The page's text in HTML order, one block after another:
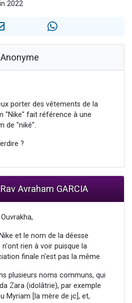
49 places pour étudier en groupe sur Zoom
musiques dans Torah-Box Music
2 personnes viennent de nous rejoindre sur WhatsApp
2022
porter des vêtements de la
"Nike" fait référence à une
de "niké".
?
Avraham GARCIA
et le nom de la déesse
n'ont rien à voir puisque la
finale n'est pas la même.
plusieurs noms communs, qui
Zara (idolâtrie), par exemple
Myriam [la mère de jc], et,